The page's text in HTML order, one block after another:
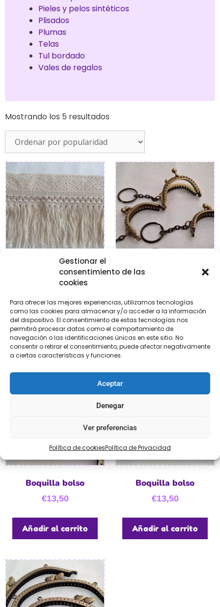
Gestionar el
consentimiento de las
cookies
Para ofrecer las mejores experiencias, utilizamos tecnologías
como las cookies para almacenar y/o acceder a la información
del dispositivo. El consentimiento de estas tecnologías nos
permitirá procesar datos como el comportamiento de
navegación o las identificaciones únicas en este sitio. No
consentir o retirar el consentimiento, puede afectar negativamente
a ciertas características y funciones.
Aceptar
Denegar
Ver preferencias
Política de cookiesPolítica de Privacidad
Pieles y pelos sintéticos
Plisados
Plumas
Telas
Tul bordado
Vales de regalos
Mostrando los 5 resultados
Flecos de algodón
Seleccionar
opciones
Boquilla bolso
Añadir al carrito
Boquilla bolso
€13,50
Añadir al carrito
Boquilla bolso
€13,50
Añadir al carrito